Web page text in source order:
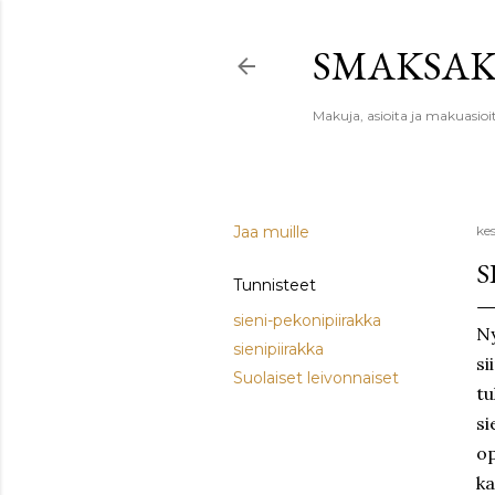
Makuja, asioita ja
Jaa muille
Tunnisteet
sieni-pekonipiirakka
sienipiirakka
Suolaiset leivonnaiset